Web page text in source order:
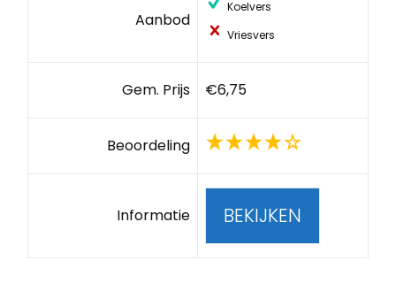
Aanbod
Koelvers
Vriesvers
Gem. Prijs €6,75
Beoordeling
Informatie BEKIJKEN